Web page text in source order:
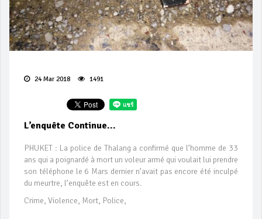
24 Mar 2018 1491
L’enquête Continue...
PHUKET : La police de Thalang a confirmé que l’homme de 33
ans qui a poignardé à mort un voleur armé qui voulait lui prendre
son téléphone le 6 Mars dernier n’avait pas encore été inculpé
du meurtre, l’enquête est en cours.
Crime, Violence, Mort, Police,